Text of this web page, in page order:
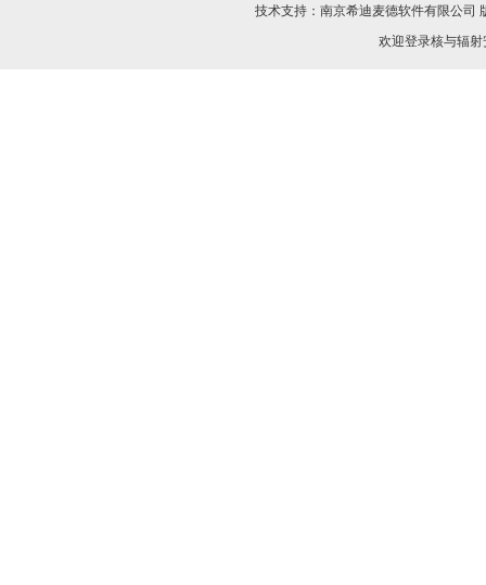
技术支持：南京希迪麦德软件有限公司
欢迎登录核与辐